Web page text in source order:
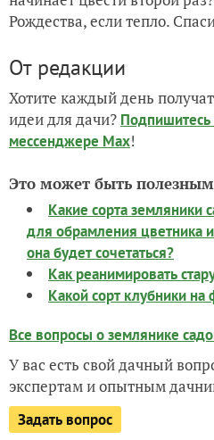
Рождества, если тепло.
От редакции
Хотите каждый день
идеи для дачи? Подпишитесь
мессенджере Max!
Это может быть
Какие сорта земляники
для обрамления цветника
она будет сочетаться?
Как реанимировать
Какой сорт клубники на
Все вопросы о землянике
У вас есть свой дачный
экспертам и опытным
Задать вопрос